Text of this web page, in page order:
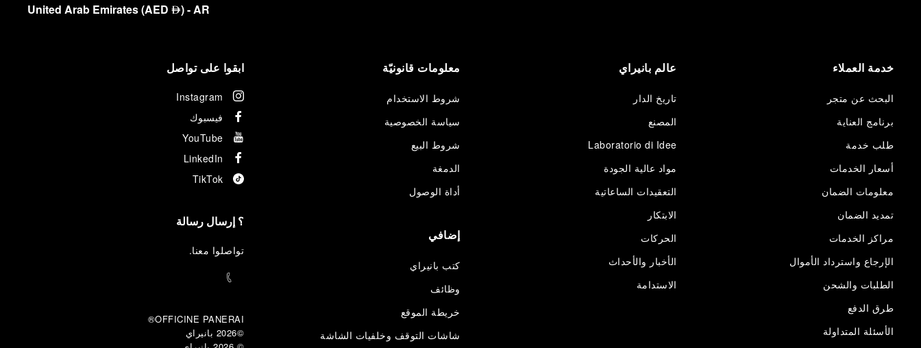
United Arab Emirates(AED ⃃)- AR
خدمة العملاء
البحث عن متجر
برنامج العناية
طلب خدمة
أسعار الخدمات
معلومات الضمان
تمديد الضمان
مراكز الخدمات
الإرجاع واسترداد الأموال
الطلبات والشحن
طرق الدفع
الأسئلة المتداولة
عالم بانيراي
تاريخ الدار
المصنع
Laboratorio di Idee
مواد عالية الجودة
التعقيدات الساعاتية
الابتكار
الحركات
الأخبار والأحداث
الاستدامة
معلومات قانونيّة
شروط الاستخدام
سياسة الخصوصية
شروط البيع
الدمغة
أداة الوصول
إضافي
كتب بانيراي
وظائف
خريطة الموقع
شاشات التوقف وخلفيات الشاشة
ابقوا على تواصل
Instagram
فيسبوك
YouTube
LinkedIn
TikTok
؟ إرسال رسالة
تواصلوا معنا.
OFFICINE PANERAI®
©2026 بانيراي